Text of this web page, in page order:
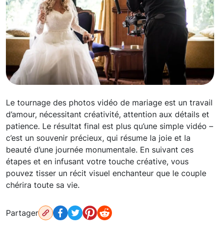
Le tournage des photos vidéo de mariage est un travail
d’amour, nécessitant créativité, attention aux détails et
patience. Le résultat final est plus qu’une simple vidéo –
c’est un souvenir précieux, qui résume la joie et la
beauté d’une journée monumentale. En suivant ces
étapes et en infusant votre touche créative, vous
pouvez tisser un récit visuel enchanteur que le couple
chérira toute sa vie.
Partager